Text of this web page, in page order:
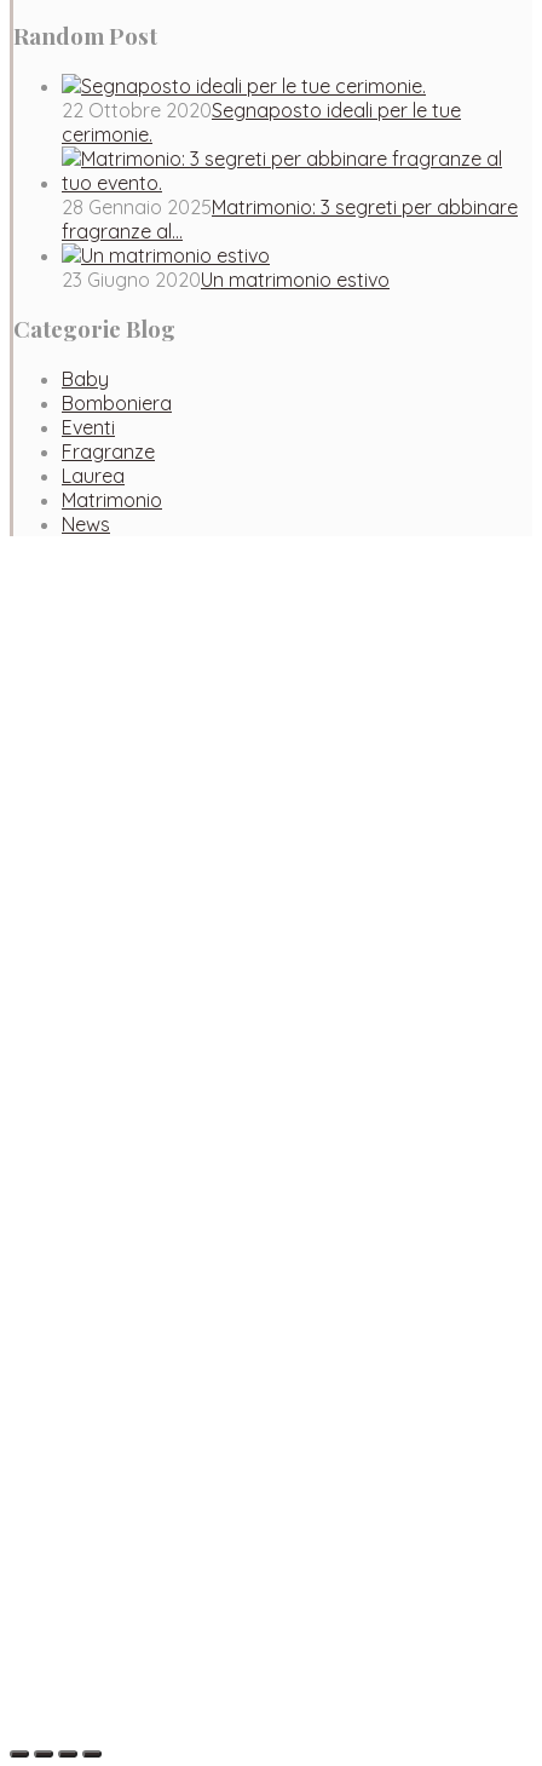
Random Post
22 Ottobre 2020Segnaposto ideali per le tue
cerimonie.
28 Gennaio 2025Matrimonio: 3 segreti per abbinare
fragranze al…
23 Giugno 2020Un matrimonio estivo
Categorie Blog
Baby
Bomboniera
Eventi
Fragranze
Laurea
Matrimonio
News